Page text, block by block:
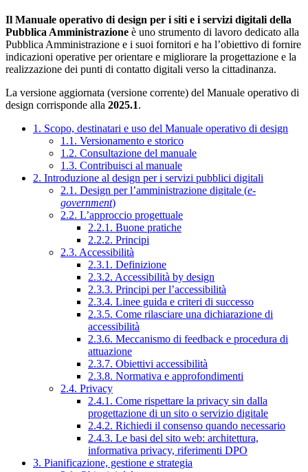
Il Manuale operativo di design per i siti e i servizi digitali della
Pubblica Amministrazione è uno strumento di lavoro dedicato alla
Pubblica Amministrazione e i suoi fornitori e ha l’obiettivo di fornire
indicazioni operative per orientare e migliorare la progettazione e la
realizzazione dei punti di contatto digitali verso la cittadinanza.
La versione aggiornata (versione corrente) del Manuale operativo di
design corrisponde alla 2025.1.
1. Scopo, destinatari e uso del Manuale operativo di design
1.1. Versionamento e storico
1.2. Consultazione del manuale
1.3. Contribuisci al manuale
2. Introduzione al design per i servizi pubblici digitali
2.1. Design per l’amministrazione digitale (e-
government)
2.2. L’approccio progettuale
2.2.1. Buone pratiche
2.2.2. Principi
2.3. Accessibilità
2.3.1. Definizione
2.3.2. Accessibilità by design
2.3.3. Principi per l’accessibilità
2.3.4. Linee guida e criteri di successo
2.3.5. Come rilasciare una dichiarazione di
accessibilità
2.3.6. Meccanismo di feedback e procedura di
attuazione
2.3.7. Obiettivi accessibilità
2.3.8. Normativa e approfondimenti
2.4. Privacy
2.4.1. Come rispettare la privacy sin dalla
progettazione di un sito o servizio digitale
2.4.2. Richiedi il consenso quando necessario
2.4.3. Le basi del sito web: architettura,
informativa privacy, riferimenti DPO
3. Pianificazione, gestione e strategia